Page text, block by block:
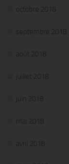
octobre 2018
septembre 2018
août 2018
juillet 2018
juin 2018
mai 2018
avril 2018